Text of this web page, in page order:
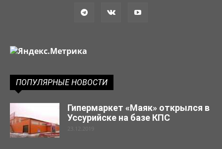
ПОПУЛЯРНЫЕ НОВОСТИ
Гипермаркет «Маяк» открылся в
Уссурийске на базе КПС
23.12.2019